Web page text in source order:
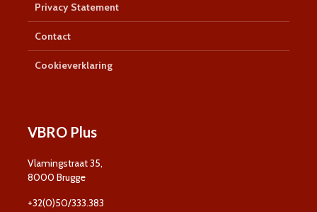
Privacy Statement
Contact
Cookieverklaring
VBRO Plus
Vlamingstraat 35,
8000 Brugge
+32(0)50/333.383